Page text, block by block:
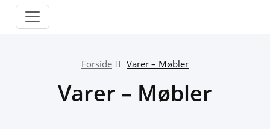
Skip
Forside Varer – Møbler
Varer – Møbler